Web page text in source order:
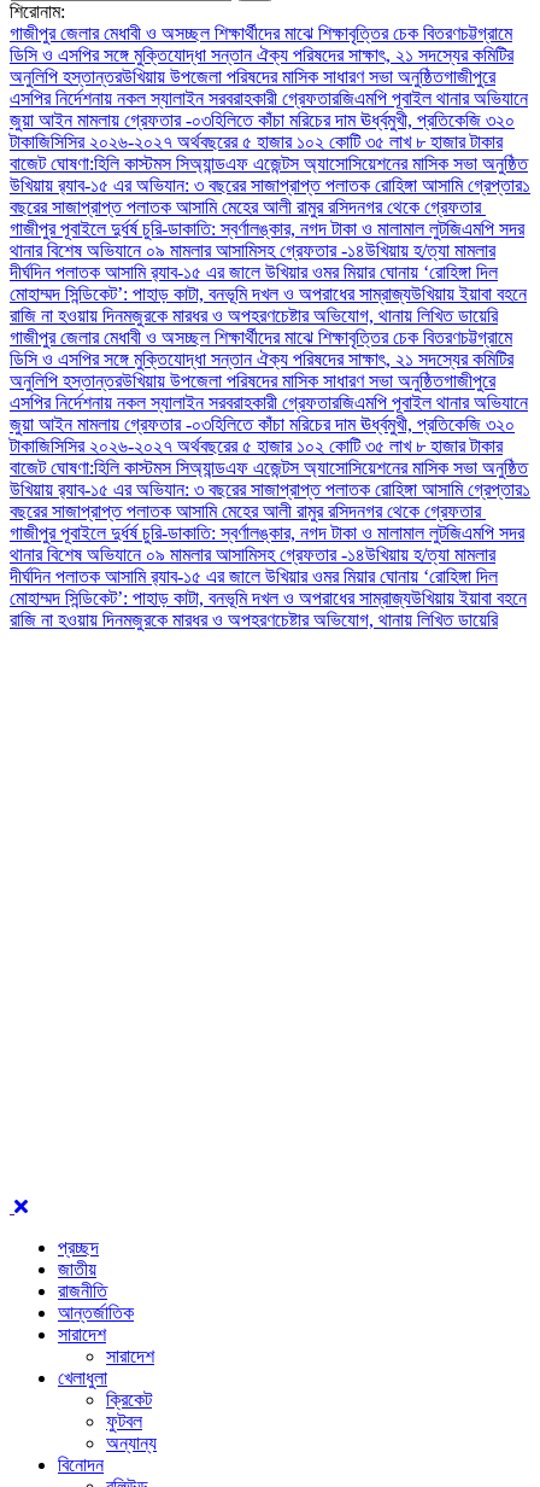
শিরোনাম:
গাজীপুর জেলার মেধাবী ও অসচ্ছল শিক্ষার্থীদের মাঝে শিক্ষাবৃত্তির চেক বিতরণচট্টগ্রামে
ডিসি ও এসপির সঙ্গে মুক্তিযোদ্ধা সন্তান ঐক্য পরিষদের সাক্ষাৎ, ২১ সদস্যের কমিটির
অনুলিপি হস্তান্তরউখিয়ায় উপজেলা পরিষদের মাসিক সাধারণ সভা অনুষ্ঠিতগাজীপুরে
এসপির নির্দেশনায় নকল স্যালাইন সরবরাহকারী গ্রেফতারজিএমপি পূবাইল থানার অভিযানে
জুয়া আইন মামলায় গ্রেফতার -০৩হিলিতে কাঁচা মরিচের দাম ঊর্ধ্বমুখী, প্রতিকেজি ৩২০
টাকাজিসিসির ২০২৬-২০২৭ অর্থবছরের ৫ হাজার ১০২ কোটি ৩৫ লাখ ৮ হাজার টাকার
বাজেট ঘোষণা:হিলি কাস্টমস সিঅ্যান্ডএফ এজেন্টস অ্যাসোসিয়েশনের মাসিক সভা অনুষ্ঠিত
উখিয়ায় র‍্যাব-১৫ এর অভিযান: ৩ বছরের সাজাপ্রাপ্ত পলাতক রোহিঙ্গা আসামি গ্রেপ্তার১
বছরের সাজাপ্রাপ্ত পলাতক আসামি মেহের আলী রামুর রসিদনগর থেকে গ্রেফতার ‎
গাজীপুর পূবাইলে দুর্ধর্ষ চুরি-ডাকাতি: স্বর্ণালঙ্কার, নগদ টাকা ও মালামাল লুটজিএমপি সদর
থানার বিশেষ অভিযানে ০৯ মামলার আসামিসহ গ্রেফতার -১৪উখিয়ায় হ/ত্যা মামলার
দীর্ঘদিন পলাতক আসামি র‌্যাব-১৫ এর জালে ‎‎উখিয়ার ওমর মিয়ার ঘোনায় ‘রোহিঙ্গা দিল
মোহাম্মদ সিন্ডিকেট’: পাহাড় কাটা, বনভূমি দখল ও অপরাধের সাম্রাজ্যউখিয়ায় ইয়াবা বহনে
রাজি না হওয়ায় দিনমজুরকে মারধর ও অপহরণচেষ্টার অভিযোগ, থানায় লিখিত ডায়েরি
গাজীপুর জেলার মেধাবী ও অসচ্ছল শিক্ষার্থীদের মাঝে শিক্ষাবৃত্তির চেক বিতরণচট্টগ্রামে
ডিসি ও এসপির সঙ্গে মুক্তিযোদ্ধা সন্তান ঐক্য পরিষদের সাক্ষাৎ, ২১ সদস্যের কমিটির
অনুলিপি হস্তান্তরউখিয়ায় উপজেলা পরিষদের মাসিক সাধারণ সভা অনুষ্ঠিতগাজীপুরে
এসপির নির্দেশনায় নকল স্যালাইন সরবরাহকারী গ্রেফতারজিএমপি পূবাইল থানার অভিযানে
জুয়া আইন মামলায় গ্রেফতার -০৩হিলিতে কাঁচা মরিচের দাম ঊর্ধ্বমুখী, প্রতিকেজি ৩২০
টাকাজিসিসির ২০২৬-২০২৭ অর্থবছরের ৫ হাজার ১০২ কোটি ৩৫ লাখ ৮ হাজার টাকার
বাজেট ঘোষণা:হিলি কাস্টমস সিঅ্যান্ডএফ এজেন্টস অ্যাসোসিয়েশনের মাসিক সভা অনুষ্ঠিত
উখিয়ায় র‍্যাব-১৫ এর অভিযান: ৩ বছরের সাজাপ্রাপ্ত পলাতক রোহিঙ্গা আসামি গ্রেপ্তার১
বছরের সাজাপ্রাপ্ত পলাতক আসামি মেহের আলী রামুর রসিদনগর থেকে গ্রেফতার ‎
গাজীপুর পূবাইলে দুর্ধর্ষ চুরি-ডাকাতি: স্বর্ণালঙ্কার, নগদ টাকা ও মালামাল লুটজিএমপি সদর
থানার বিশেষ অভিযানে ০৯ মামলার আসামিসহ গ্রেফতার -১৪উখিয়ায় হ/ত্যা মামলার
দীর্ঘদিন পলাতক আসামি র‌্যাব-১৫ এর জালে ‎‎উখিয়ার ওমর মিয়ার ঘোনায় ‘রোহিঙ্গা দিল
মোহাম্মদ সিন্ডিকেট’: পাহাড় কাটা, বনভূমি দখল ও অপরাধের সাম্রাজ্যউখিয়ায় ইয়াবা বহনে
রাজি না হওয়ায় দিনমজুরকে মারধর ও অপহরণচেষ্টার অভিযোগ, থানায় লিখিত ডায়েরি
প্রচ্ছদ
জাতীয়
রাজনীতি
আন্তর্জাতিক
সারাদেশ
সারাদেশ
খেলাধুলা
ক্রিকেট
ফুটবল
অন্যান্য
বিনোদন